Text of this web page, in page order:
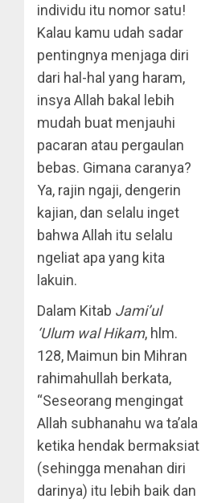
individu itu nomor satu!
Kalau kamu udah sadar
pentingnya menjaga diri
dari hal-hal yang haram,
insya Allah bakal lebih
mudah buat menjauhi
pacaran atau pergaulan
bebas. Gimana caranya?
Ya, rajin ngaji, dengerin
kajian, dan selalu inget
bahwa Allah itu selalu
ngeliat apa yang kita
lakuin.
Dalam Kitab Jami’ul
‘Ulum wal Hikam, hlm.
128, Maimun bin Mihran
rahimahullah berkata,
“Seseorang mengingat
Allah subhanahu wa ta’ala
ketika hendak bermaksiat
(sehingga menahan diri
darinya) itu lebih baik dan